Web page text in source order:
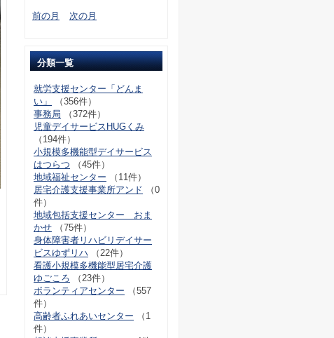
前の月
次の月
分類一覧
就労支援センター「どんま
い」
（356件）
事務局 （372件）
児童デイサービスHUGくみ
（194件）
小規模多機能型デイサービス
はつらつ （45件）
地域福祉センター （11件）
居宅介護支援事業所アンド （0
件）
地域包括支援センター おま
かせ （75件）
身体障害者リハビリデイサー
ビスゆずリハ （22件）
看護小規模多機能型居宅介護
ゆごころ （23件）
ボランティアセンター （557
件）
高齢者ふれあいセンター （1
件）